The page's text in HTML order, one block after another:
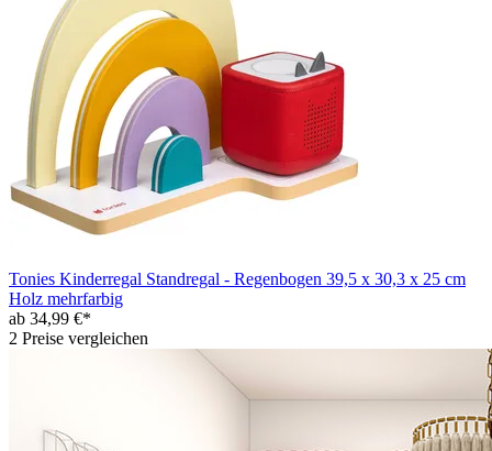
Tonies Kinderregal Standregal - Regenbogen 39,5 x 30,3 x 25 cm
Holz mehrfarbig
ab 34,99 €*
2 Preise vergleichen